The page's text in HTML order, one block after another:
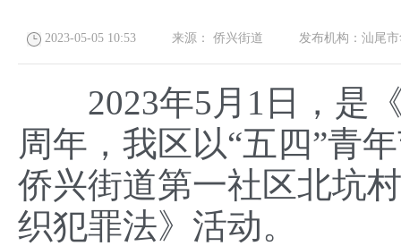
2023-05-05 10:53 来源： 侨兴街道 发布机构： 汕尾
2023年5月1日，是《
周年，我区以“五四”青
侨兴街道第一社区北坑
织犯罪法》活动。